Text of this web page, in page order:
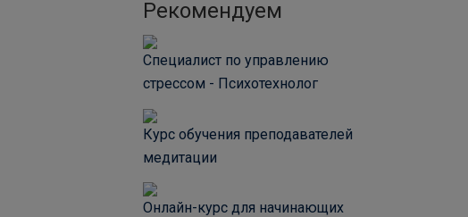
Рекомендуем
Специалист по управлению
стрессом - Психотехнолог
Курс обучения преподавателей
медитации
Онлайн-курс для начинающих